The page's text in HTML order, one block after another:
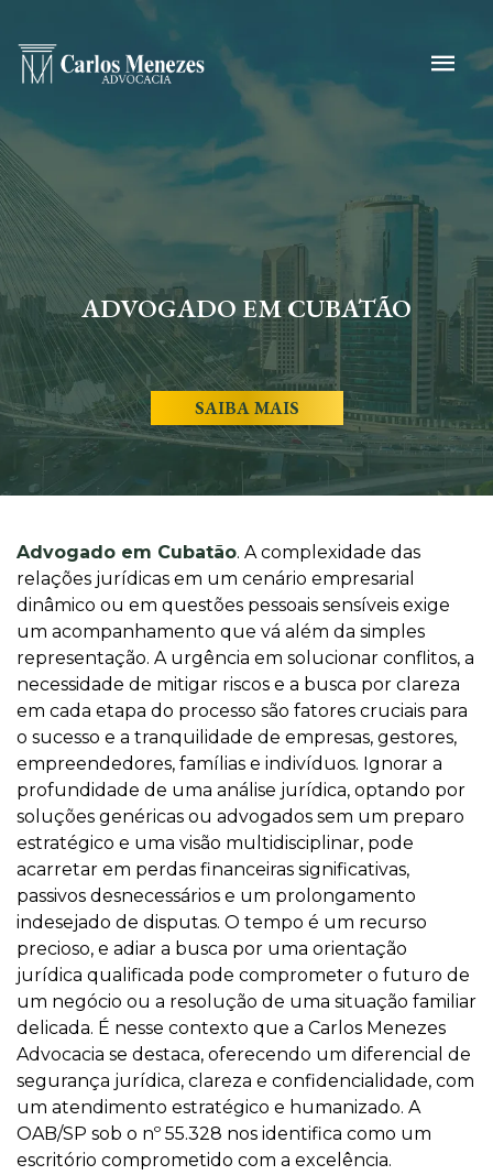
ADVOGADO EM CUBATÃO
SAIBA MAIS
Advogado em Cubatão. A complexidade das
relações jurídicas em um cenário empresarial
dinâmico ou em questões pessoais sensíveis exige
um acompanhamento que vá além da simples
representação. A urgência em solucionar conflitos, a
necessidade de mitigar riscos e a busca por clareza
em cada etapa do processo são fatores cruciais para
o sucesso e a tranquilidade de empresas, gestores,
empreendedores, famílias e indivíduos. Ignorar a
profundidade de uma análise jurídica, optando por
soluções genéricas ou advogados sem um preparo
estratégico e uma visão multidisciplinar, pode
acarretar em perdas financeiras significativas,
passivos desnecessários e um prolongamento
indesejado de disputas. O tempo é um recurso
precioso, e adiar a busca por uma orientação
jurídica qualificada pode comprometer o futuro de
um negócio ou a resolução de uma situação familiar
delicada. É nesse contexto que a Carlos Menezes
Advocacia se destaca, oferecendo um diferencial de
segurança jurídica, clareza e confidencialidade, com
um atendimento estratégico e humanizado. A
OAB/SP sob o nº 55.328 nos identifica como um
escritório comprometido com a excelência.